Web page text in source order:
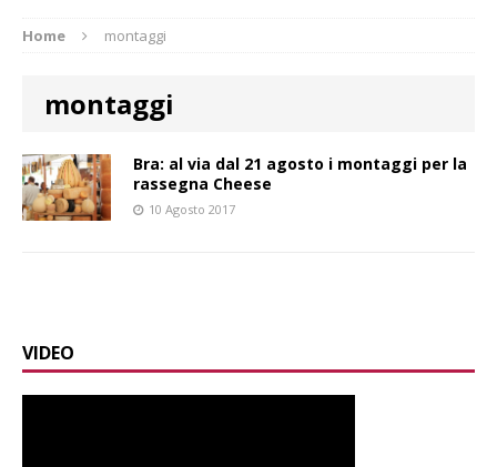
Home montaggi
montaggi
Bra: al via dal 21 agosto i montaggi per la
rassegna Cheese
10 Agosto 2017
VIDEO